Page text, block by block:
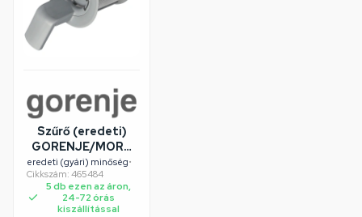
Szűrő (eredeti)
GORENJE/MORA
mosogatógép
eredeti (gyári) minőség•
Cikkszám: 465484
5 db ezen az áron,
24-72 órás
kiszállítással